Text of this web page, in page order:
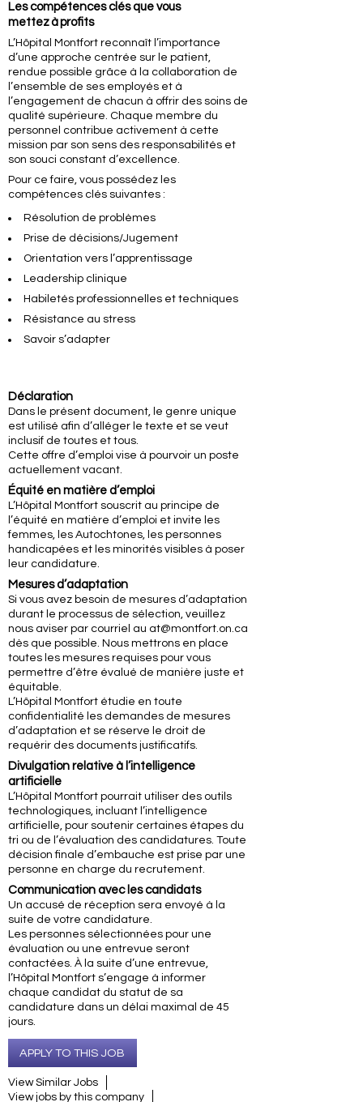
Les compétences clés que vous
mettez à profits
L’Hôpital Montfort reconnaît l’importance
d’une approche centrée sur le patient,
rendue possible grâce à la collaboration de
l’ensemble de ses employés et à
l’engagement de chacun à offrir des soins de
qualité supérieure. Chaque membre du
personnel contribue activement à cette
mission par son sens des responsabilités et
son souci constant d’excellence.
Pour ce faire, vous possédez les
compétences clés suivantes :
Résolution de problèmes
Prise de décisions/Jugement
Orientation vers l’apprentissage
Leadership clinique
Habiletés professionnelles et techniques
Résistance au stress
Savoir s’adapter
Déclaration
Dans le présent document, le genre unique
est utilisé afin d’alléger le texte et se veut
inclusif de toutes et tous.
Cette offre d’emploi vise à pourvoir un poste
actuellement vacant.
Équité en matière d’emploi
L’Hôpital Montfort souscrit au principe de
l’équité en matière d’emploi et invite les
femmes, les Autochtones, les personnes
handicapées et les minorités visibles à poser
leur candidature.
Mesures d’adaptation
Si vous avez besoin de mesures d’adaptation
durant le processus de sélection, veuillez
nous aviser par courriel au at@montfort.on.ca
dès que possible. Nous mettrons en place
toutes les mesures requises pour vous
permettre d’être évalué de manière juste et
équitable.
L’Hôpital Montfort étudie en toute
confidentialité les demandes de mesures
d’adaptation et se réserve le droit de
requérir des documents justificatifs.
Divulgation relative à l’intelligence
artificielle
L’Hôpital Montfort pourrait utiliser des outils
technologiques, incluant l’intelligence
artificielle, pour soutenir certaines étapes du
tri ou de l’évaluation des candidatures. Toute
décision finale d’embauche est prise par une
personne en charge du recrutement.
Communication avec les candidats
Un accusé de réception sera envoyé à la
suite de votre candidature.
Les personnes sélectionnées pour une
évaluation ou une entrevue seront
contactées. À la suite d’une entrevue,
l’Hôpital Montfort s’engage à informer
chaque candidat du statut de sa
candidature dans un délai maximal de 45
jours.
APPLY TO THIS JOB
View Similar Jobs
View jobs by this company